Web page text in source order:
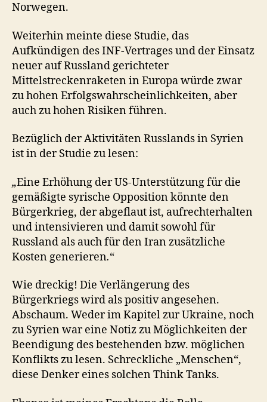
Norwegen.
Weiterhin meinte diese Studie, das
Aufkündigen des INF-Vertrages und der Einsatz
neuer auf Russland gerichteter
Mittelstreckenraketen in Europa würde zwar
zu hohen Erfolgswahrscheinlichkeiten, aber
auch zu hohen Risiken führen.
Bezüglich der Aktivitäten Russlands in Syrien
ist in der Studie zu lesen:
„Eine Erhöhung der US-Unterstützung für die
gemäßigte syrische Opposition könnte den
Bürgerkrieg, der abgeflaut ist, aufrechterhalten
und intensivieren und damit sowohl für
Russland als auch für den Iran zusätzliche
Kosten generieren.“
Wie dreckig! Die Verlängerung des
Bürgerkriegs wird als positiv angesehen.
Abschaum. Weder im Kapitel zur Ukraine, noch
zu Syrien war eine Notiz zu Möglichkeiten der
Beendigung des bestehenden bzw. möglichen
Konflikts zu lesen. Schreckliche „Menschen“,
diese Denker eines solchen Think Tanks.